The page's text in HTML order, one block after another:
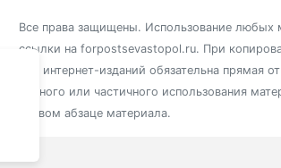
Все права защищены. Использование любых
ссылки на forpostsevastopol.ru. При
для интернет-изданий обязательна прямая
полного или частичного использования
первом абзаце материала.